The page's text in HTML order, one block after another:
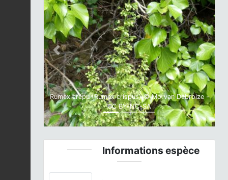
Rumex crépu (Rumex crispus) © Morvan Debroize -
CC BY-NC-SA
Previous Next
Informations espèce